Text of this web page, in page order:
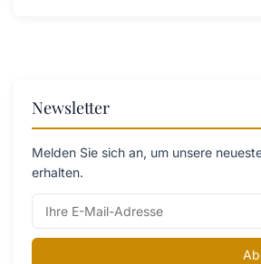
Newsletter
Melden Sie sich an, um unsere
erhalten.